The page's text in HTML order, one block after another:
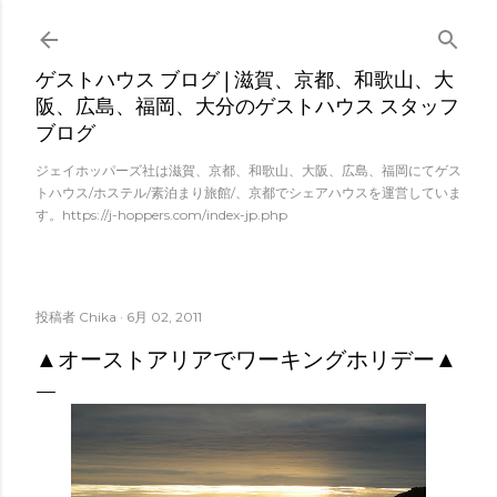
スキップしてメイン コンテンツに移動
ゲストハウス ブログ | 滋賀、京都、和歌山、大
阪、広島、福岡、大分のゲストハウス スタッフ
ブログ
ジェイホッパーズ社は滋賀、京都、和歌山、大阪、広島、福岡にてゲス
トハウス/ホステル/素泊まり旅館/、京都でシェアハウスを運営していま
す。https://j-hoppers.com/index-jp.php
投稿者 Chika 6月 02, 2011
▲オーストアリアでワーキングホリデー▲